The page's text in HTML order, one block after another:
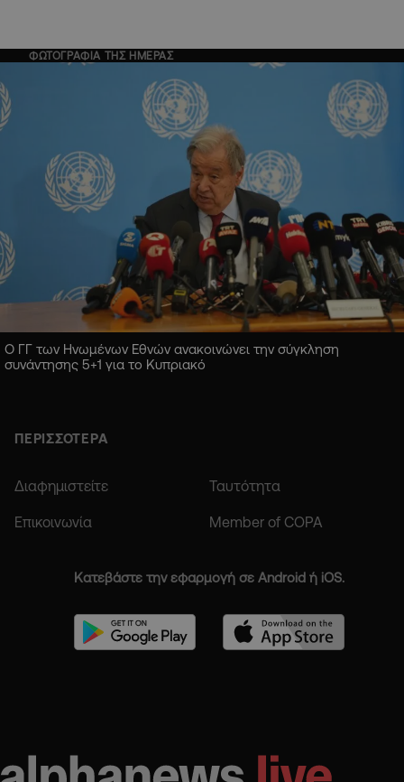
ΦΩΤΟΓΡΑΦΙΑ ΤΗΣ ΗΜΕΡΑΣ
Ο ΓΓ των Ηνωμένων Εθνών ανακοινώνει την σύγκληση
συνάντησης 5+1 για το Κυπριακό
ΠΕΡΙΣΣΟΤΕΡΑ
Διαφημιστείτε Ταυτότητα
Επικοινωνία Member of COPA
Κατεβάστε την εφαρμογή σε Android ή iOS.